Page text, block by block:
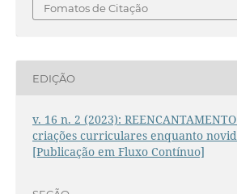
Fomatos de Citação
EDIÇÃO
v. 16 n. 2 (2023):
criações curriculares enquanto
[Publicação em Fluxo Contínuo]